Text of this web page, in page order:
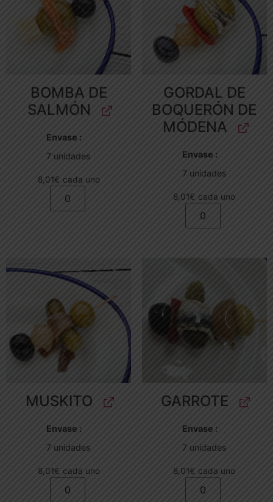
BOMBA DE
SALMÓN
Envase
7 unidades
8,01€ cada uno
GORDAL DE
BOQUERÓN DE
MÓDENA
Envase
7 unidades
8,01€ cada uno
MUSKITO
Envase
7 unidades
8,01€ cada uno
GARROTE
Envase
7 unidades
8,01€ cada uno